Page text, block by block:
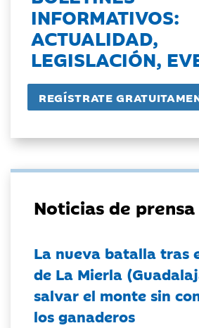
INFORMATIVOS:
ACTUALIDAD,
LEGISLACIÓN,
Noticias de prensa
La nueva batalla tras
de La Mierla
salvar el monte sin
los ganaderos